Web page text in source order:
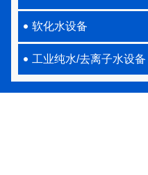
软化水设备
工业纯水/去离子水设备